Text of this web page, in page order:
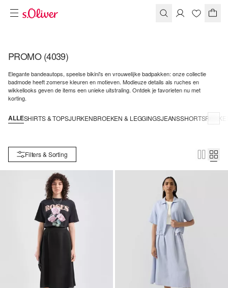
PROMO(4039)
Elegante bandeautops, speelse bikini's en vrouwelijke badpakken: onze collectie
badmode heeft zomerse kleuren en motieven. Modieuze details als ruches en
wikkellooks geven de items een unieke uitstraling. Ontdek je favorieten nu met
korting.
ALLESHIRTS & TOPSJURKENBROEKEN & LEGGINGSJEANSSHORTS
Filters & Sorting